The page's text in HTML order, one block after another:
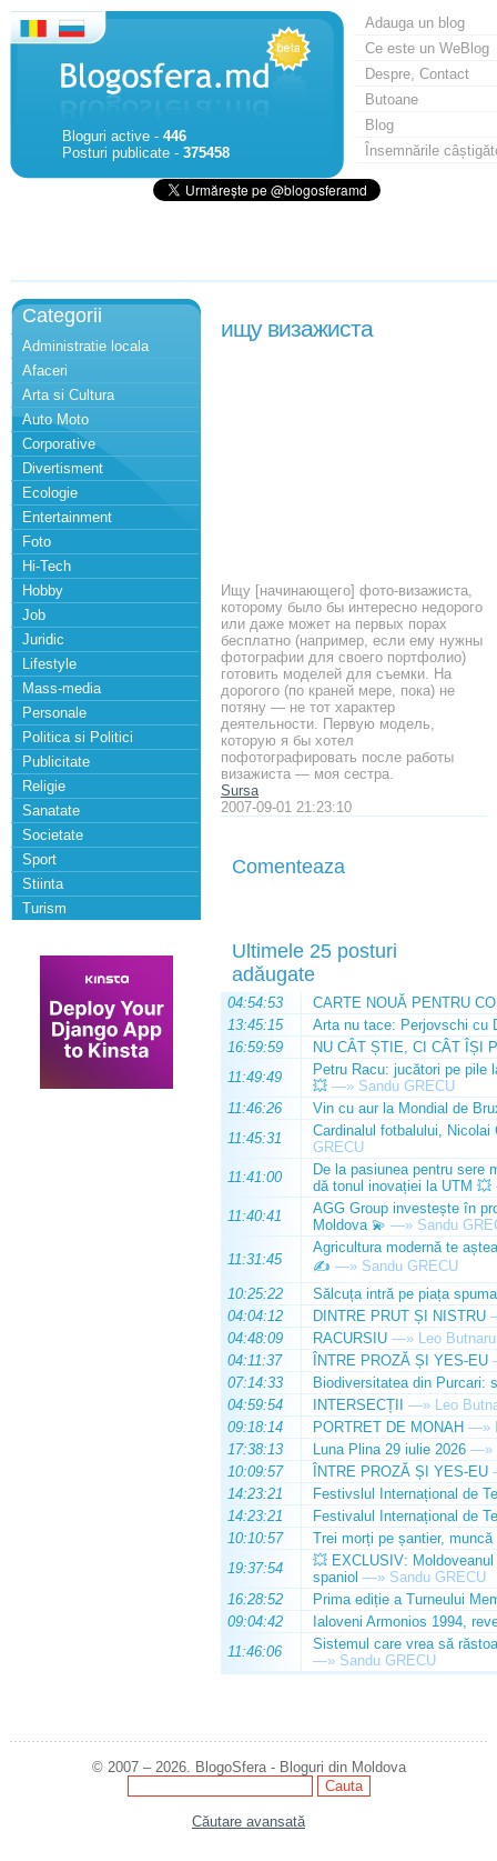
Bloguri active - 446
Posturi publicate - 375458
Adauga un blog
Ce este un WeBlog
Despre, Contact
Butoane
Blog
Însemnările
Categorii
Administratie locala
Afaceri
Arta si Cultura
Auto Moto
Corporative
Divertisment
Ecologie
Entertainment
Foto
Hi-Tech
Hobby
Job
Juridic
Lifestyle
Mass-media
Personale
Politica si Politici
Publicitate
Religie
Sanatate
Societate
Sport
Stiinta
Turism
ищу визажиста
Ищу [начинающего] фото-визажиста,
которому было бы интересно недорого
или даже может на первых порах
бесплатно (например, если ему нужны
фотографии для своего портфолио)
готовить моделей для съемки. На
дорогого (по краней мере, пока) не
потяну — не тот характер
деятельности. Первую модель,
которую я бы хотел
пофотографировать после работы
визажиста — моя сестра.
Sursa
2007-09-01 21:23:10
Comenteaza
Ultimele 25 posturi
adăugate
04:54:53
CARTE NOUĂ PENTRU
13:45:15
Arta nu tace: Perjovschi cu
16:59:59
NU CÂT ȘTIE, CI CÂT ÎȘI
11:49:49
Petru Racu: jucători pe pile
💥 —» Sandu GRECU
11:46:26
Vin cu aur la Mondial de
11:45:31
Cardinalul fotbalului,
GRECU
11:41:00
De la pasiunea pentru sere
dă tonul inovației la UTM 💥
11:40:41
AGG Group investește în
Moldova 💫 —» Sandu
11:31:45
Agricultura modernă te
✍️ —» Sandu GRECU
10:25:22
Sălcuța intră pe piața
04:04:12
DINTRE PRUT ȘI NISTRU
04:48:09
RACURSIU —» Leo Butnaru
04:11:37
ÎNTRE PROZĂ ȘI YES-EU
07:14:33
Biodiversitatea din Purcari:
04:59:54
INTERSECȚII —» Leo
09:18:14
PORTRET DE MONAH —»
17:38:13
Luna Plina 29 iulie 2026 —»
10:09:57
ÎNTRE PROZĂ ȘI YES-EU
14:23:21
Festivslul Internațional de
14:23:21
Festivalul Internațional de
10:10:57
Trei morți pe șantier, muncă
19:37:54
💥 EXCLUSIV:
spaniol —» Sandu GRECU
16:28:52
Prima ediție a Turneului
09:04:42
Ialoveni Armonios 1994,
11:46:06
Sistemul care vrea să
—» Sandu GRECU
© 2007 – 2026. BlogoSfera - Bloguri din Moldova
Căutare avansată